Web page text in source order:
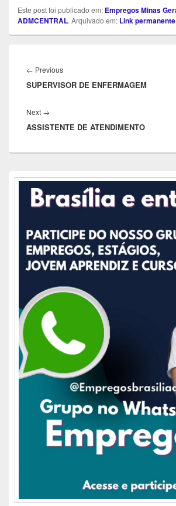
Este post foi publicado em: Empregos Minas
ADMCENTRAL. Arquivado em: Link permanente
de
Post
← PreviousPrevious
post:
SUPERVISOR DE ENFERMAGEM
Next →
post:
ASSISTENTE DE ATENDIMENTO
Área